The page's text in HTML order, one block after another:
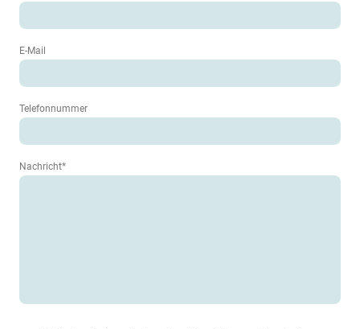
E-Mail
Telefonnummer
Nachricht*